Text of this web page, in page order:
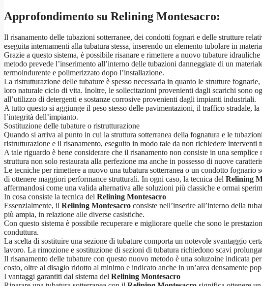
Approfondimento su Relining Montesacro:
Il risanamento delle tubazioni sotterranee, dei condotti fognari e delle strutture
eseguita internamenti alla tubatura stessa, inserendo un elemento tubolare in
Grazie a questo sistema, è possibile risanare e rimettere a nuovo tubature
metodo prevede l’inserimento all’interno delle tubazioni danneggiate di un
termoindurente e polimerizzato dopo l’installazione.
La ristrutturazione delle tubature è spesso necessaria in quanto le strutture
loro naturale ciclo di vita. Inoltre, le sollecitazioni provenienti dagli scarichi sono
all’utilizzo di detergenti e sostanze corrosive provenienti dagli impianti industriali.
A tutto questo si aggiunge il peso stesso delle pavimentazioni, il traffico stradale,
l’integrità dell’impianto.
Sostituzione delle tubature o ristrutturazione
Quando si arriva al punto in cui la struttura sotterranea della fognatura e le
ristrutturazione e il risanamento, eseguito in modo tale da non richiedere interventi
A tale riguardo è bene considerare che il risanamento non consiste in una
struttura non solo restaurata alla perfezione ma anche in possesso di nuove
Le tecniche per rimettere a nuovo una tubatura sotterranea o un condotto
di ottenere maggiori performance strutturali. In ogni caso, la tecnica del Relining
affermandosi come una valida alternativa alle soluzioni più classiche e ormai
In cosa consiste la tecnica del Relining Montesacro
Essenzialmente, il Relining Montesacro consiste nell’inserire all’interno della
più ampia, in relazione alle diverse casistiche.
Con questo sistema è possibile recuperare e migliorare quelle che sono le
conduttura.
La scelta di sostituire una sezione di tubature comporta un notevole svantaggio
lavoro. La rimozione e sostituzione di sezioni di tubatura richiedono scavi
Il risanamento delle tubature con questo nuovo metodo è una soluzoine indicata
costo, oltre al disagio ridotto al minimo e indicato anche in un’area densamente
I vantaggi garantiti dal sistema del Relining Montesacro